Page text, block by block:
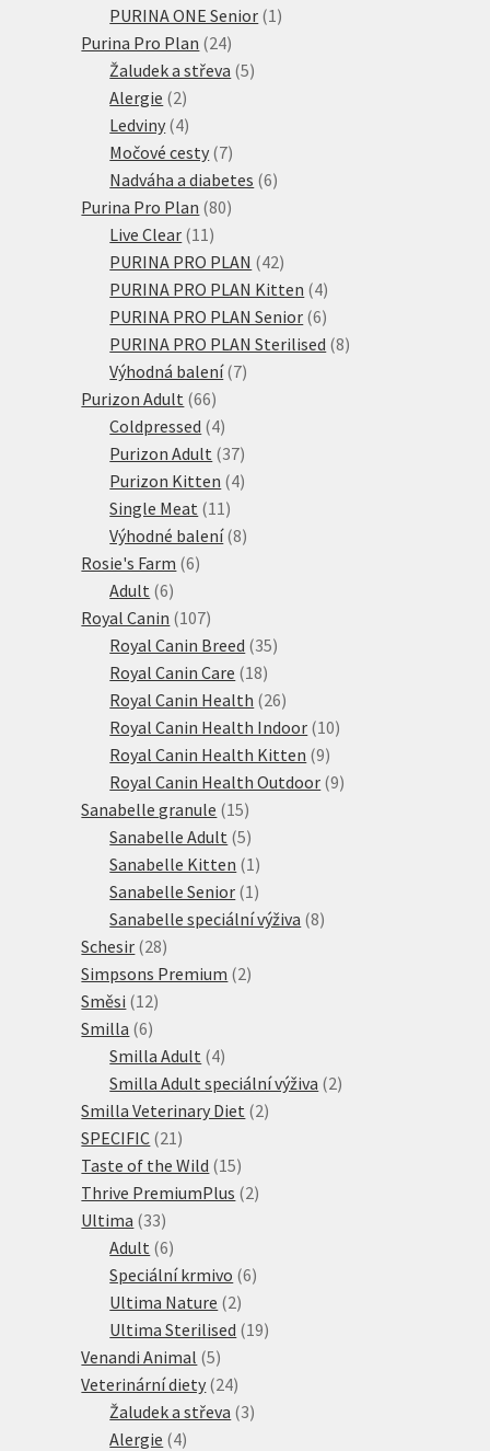
produkty
PURINA ONE Senior 1 1
Purina Pro Plan 2424
produktů
Žaludek a střeva 55
Alergie 22
produkty
Ledviny 44
produkty
Močové cesty 77
produktů
Nadváha a diabetes 66
Purina Pro Plan 8080
Live Clear 11 11
produktů
PURINA PRO PLAN 4242
produktů
PURINA PRO PLAN Kitten 44
produkty
PURINA PRO PLAN Senior 66
produktů
PURINA PRO PLAN Sterilised 88
Výhodná balení 77
Purizon Adult 6666
produktů
Coldpressed 44
produkty
Purizon Adult 3737
produktů
Purizon Kitten 44
Single Meat 11 11
produktů
Výhodné balení 88
Rosie's Farm 66
Adult 66
produktů
Royal Canin 107107
produktů
Royal Canin Breed 3535
Royal Canin Care 1818
produktů
Royal Canin Health 2626
produktů
Royal Canin Health Indoor 1010
Royal Canin Health Kitten 99
produktů
Royal Canin Health Outdoor 99
Sanabelle granule 1515
produktů
Sanabelle Adult 55
produktů
Sanabelle Kitten 1 1
produkt
Sanabelle Senior 1 1
produkt
Sanabelle speciální výživa 88
Schesir 2828
produktů
Simpsons Premium 22
Směsi 1212
Smilla 66
produktů
Smilla Adult 44
produkty
Smilla Adult speciální výživa 22
Smilla Veterinary Diet 22
SPECIFIC 21 21
produktů
Taste of the Wild 1515
produktů
Thrive PremiumPlus 22
Ultima 3333
produktů
Adult 66
produktů
Speciální krmivo 66
Ultima Nature 22
produkty
Ultima Sterilised 1919
Venandi Animal 55
produktů
Veterinární diety 2424
produktů
Žaludek a střeva 33
Alergie 44